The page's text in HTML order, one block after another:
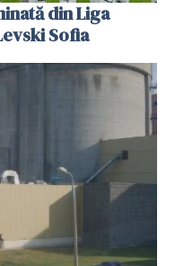
din Liga
Sofia